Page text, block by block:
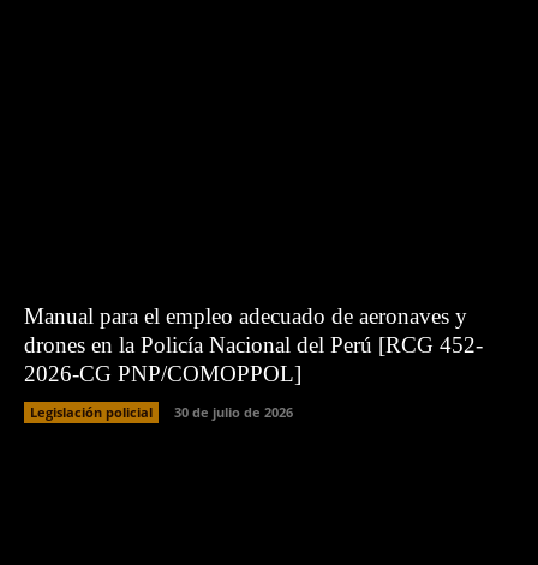
Manual para el empleo adecuado de aeronaves y
drones en la Policía Nacional del Perú [RCG 452-
2026-CG PNP/COMOPPOL]
Legislación policial 30 de julio de 2026